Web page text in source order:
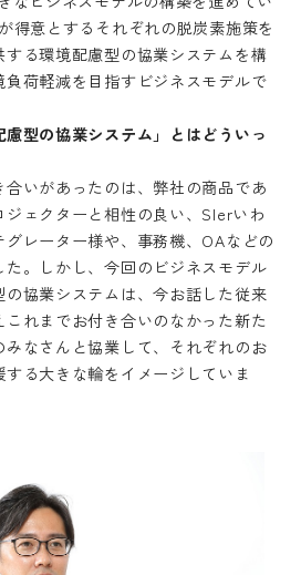
得意とするそれぞれの脱炭素施策を
する環境配慮型の協業システムを構
荷軽減を目指すビジネスモデルで
型の協業システム」とはどういっ
合いがあったのは、弊社の商品であ
ジェクターと相性の良い、SIerいわ
レーター様や、事務機、OAなどの
。しかし、今回のビジネスモデル
の協業システムは、今お話した従来
れまでお付き合いのなかった新た
みなさんと協業して、それぞれのお
る大きな輪をイメージしていま